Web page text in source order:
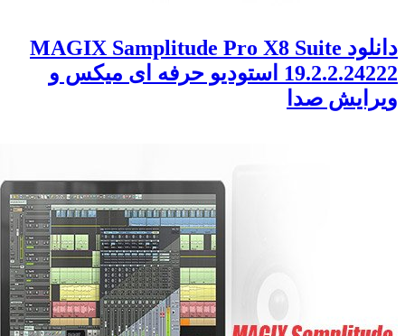
دانلود MAGIX Samplitude Pro X8 Suite
19.2.2.24222 استودیو حرفه ای میکس و
صدا